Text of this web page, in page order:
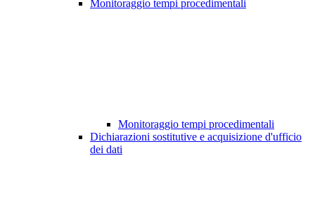
Monitoraggio tempi procedimentali
Monitoraggio tempi procedimentali
Dichiarazioni sostitutive e acquisizione d'ufficio
dei dati